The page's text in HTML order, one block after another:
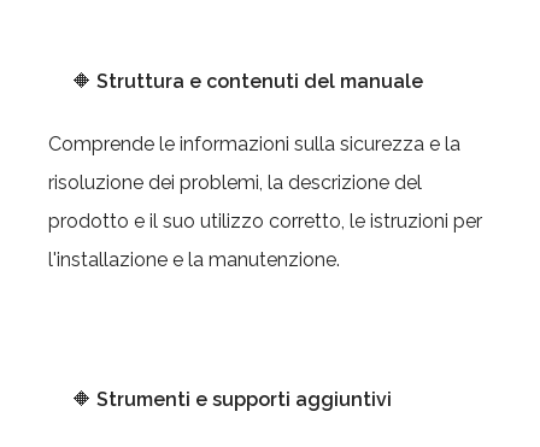
🔶 Struttura e contenuti del manuale
Comprende le informazioni sulla sicurezza e la
risoluzione dei problemi, la descrizione del
prodotto e il suo utilizzo corretto, le istruzioni per
l'installazione e la manutenzione.
🔶 Strumenti e supporti aggiuntivi